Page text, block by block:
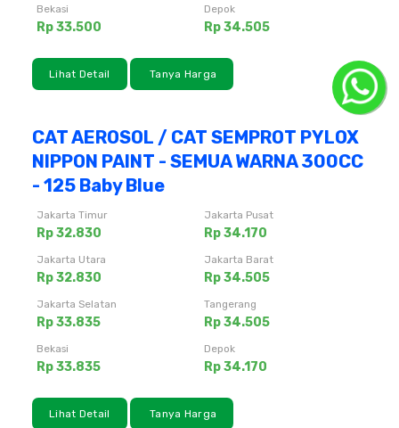
Bekasi
Rp 33.500
Depok
Rp 34.505
Lihat Detail Tanya Harga
CAT AEROSOL / CAT SEMPROT PYLOX
NIPPON PAINT - SEMUA WARNA 300CC
- 125 Baby Blue
Jakarta Timur
Rp 32.830
Jakarta Pusat
Rp 34.170
Jakarta Utara
Rp 32.830
Jakarta Barat
Rp 34.505
Jakarta Selatan
Rp 33.835
Tangerang
Rp 34.505
Bekasi
Rp 33.835
Depok
Rp 34.170
Lihat Detail Tanya Harga